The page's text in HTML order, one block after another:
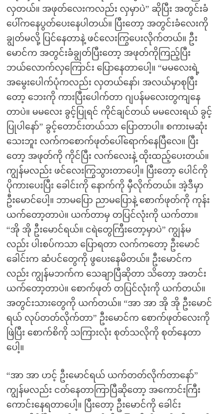
လှတယ်။ အဖုတ်လေးကလည်း လှမှာပဲ” ဆိုပြီး အတွင်းခံ
ပေါ်ကနေပွတ်ပေးနေပါတယ်။ ပြီးတော့ အတွင်းခံလေးကို
ချွတ်မလို့ ပြင်နေတာနဲ့ ဖင်လေးကြွပေးလိုက်တယ်။ ဦး
မောင်က အတွင်းခံချွတ်ပြီးတော့ အဖုတ်ကိုကြည့်ပြီး
ဘယ်လောက်လှကြောင်း ပြောနေတာပေါ့။ “မမလေးရဲ့
အမွေးပေါက်ပုံကလည်း လှတယ်နော်၊ အလယ်မှာစုပြီး
တော့ ဘေးကို ကားပြီးပေါက်တာ ဂျပန်မလေးတွကျနေ
တာပဲ။ မမလေး ခွင့်ပြုရင် ကိုင်ချင်တယ် မမလေးရယ် ခွင့်
ပြုပါနော်” ခွင့်တောင်းတယ်သာ ပြောတာပါ။ စကားမဆုံး
သေးဘူး လက်ကစောက်ဖုတ်ပေါ်ရောက်နေပြီလေ။ ပြီး
တော့ အဖုတ်ကို ကိုင်ပြီး လက်လေးနဲ့ ထိုးထည့်ပေးတယ်။
ကျွန်မလည်း ဖင်လေးကြွသွားတာပေါ့။ ပြီးတော့ ပေါင်ကို
ပိုကားပေးပြီး ခေါင်းကို နောက်ကို မှီလိုက်တယ်။ အဲ့ဒီမှာ
ဦးမောင်ပေါ့။ ဘာမပြော ညာမပြောနဲ့ စောက်ဖုတ်ကို ကုန်း
ယက်တော့တာပဲ။ ယက်တာမှ တပြင်လုံးကို ယက်တာ။
“အို အို ဦးမောင်ရယ်။ ငရဲတွေကြီးတော့မှာပဲ” ကျွန်မ
လည်း ပါးစပ်ကသာ ပြောရတာ လက်ကတော့ ဦးမောင်
ခေါင်းက ဆံပင်တွေကို ဖွပေးနေမိတယ်။ ဦးမောင်က
လည်း ကျွန်မဘက်က သေချာပြီဆိုတာ သိတော့ အတင်း
ယက်တော့တာပဲ။ စောက်ဖုတ် တပြင်လုံးကို ယက်တယ်။
အတွင်းသားတွေကို ယက်တယ်။ “အာ အာ အို အို ဦးမောင်
ရယ် လုပ်တတ်လိုက်တာ” ဦးမောင်က စောက်ဖုတ်လေးကို
ဖြဲပြီး စောက်စိကို သကြားလုံး စုတ်သလိုကို စုတ်နေတာ
ပေါ့။
“အာ အာ ဟင့် ဦးမောင်ရယ် ယက်တတ်လိုက်တာနော်”
ကျွန်မလည်း ငတ်နေတာကြာပြီဆိုတော့ အကောင်းကြီး
ကောင်းနေရတာပေါ့။ ပြီးတော့ ဦးမောင်ကို ခေါင်း